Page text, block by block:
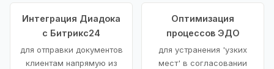
Интеграция Диадока
с Битрикс24
для отправки документов
клиентам напрямую из
Оптимизация
процессов ЭДО
для устранения 'узких
мест' в согласовании